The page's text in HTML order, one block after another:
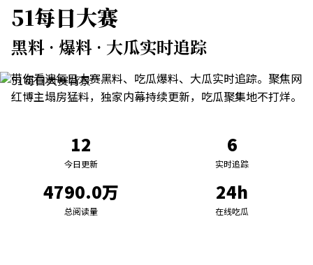
51每日大赛
黑料 · 爆料 · 大瓜实时追踪
带你看遍每日大赛黑料、吃瓜爆料、大瓜实时追踪。聚焦网
红博主塌房猛料，独家内幕持续更新，吃瓜聚集地不打烊。
12
今日更新
6
实时追踪
4790.0万
总阅读量
24h
在线吃瓜